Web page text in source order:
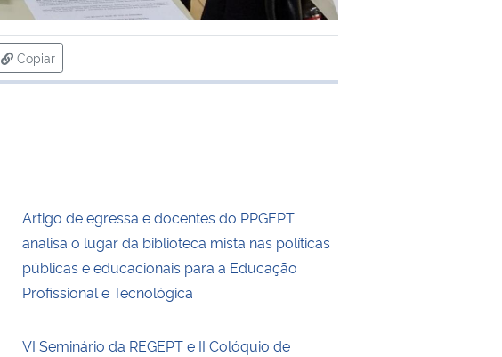
Copiar
para área de transferência
Artigo de egressa e docentes do PPGEPT
analisa o lugar da biblioteca mista nas políticas
públicas e educacionais para a Educação
Profissional e Tecnológica
VI Seminário da REGEPT e II Colóquio de